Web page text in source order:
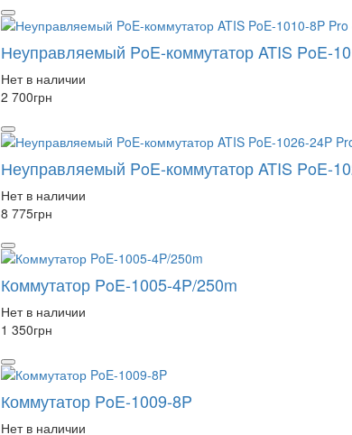
Неуправляемый PoE-коммутатор ATIS PoE-
Нет в наличии
2 700грн
Неуправляемый PoE-коммутатор ATIS PoE-
Нет в наличии
8 775грн
Коммутатор PoE-1005-4P/250m
Нет в наличии
1 350грн
Коммутатор PoE-1009-8P
Нет в наличии